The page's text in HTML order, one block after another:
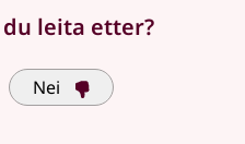
leita etter?
Nei